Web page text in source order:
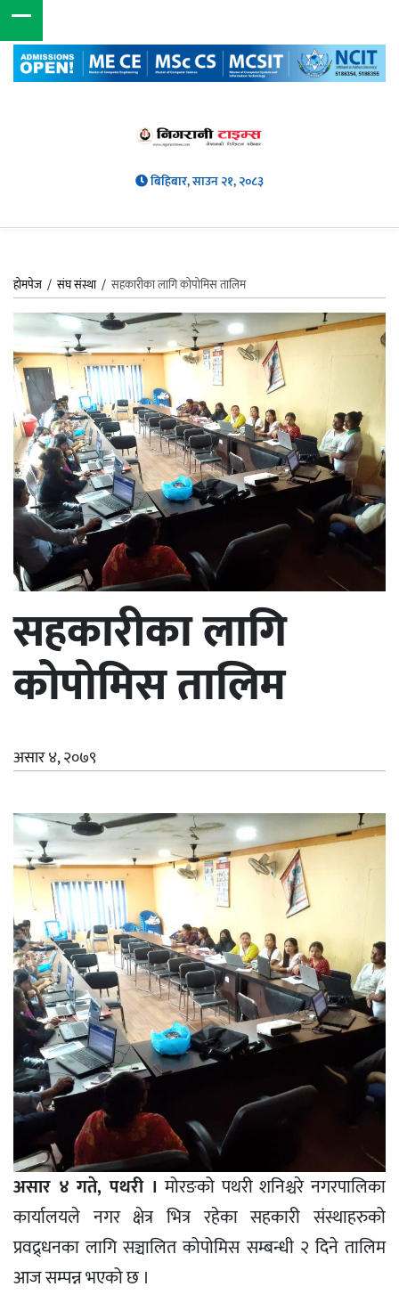
बिहिबार, साउन २१, २०८३
होमपेज /संघ संस्था/ सहकारीका लागि कोपोमिस तालिम
सहकारीका लागि
कोपोमिस तालिम
असार ४, २०७९
असार ४ गते, पथरी । मोरङको पथरी शनिश्चरे नगरपालिका
कार्यालयले नगर क्षेत्र भित्र रहेका सहकारी संस्थाहरुको
प्रवद्र्धनका लागि सञ्चालित कोपोमिस सम्बन्धी २ दिने तालिम
आज सम्पन्न भएको छ ।